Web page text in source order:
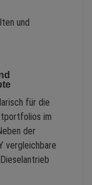
und
für die
im
der
vergleichbare